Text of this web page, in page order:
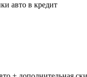
авто в кредит